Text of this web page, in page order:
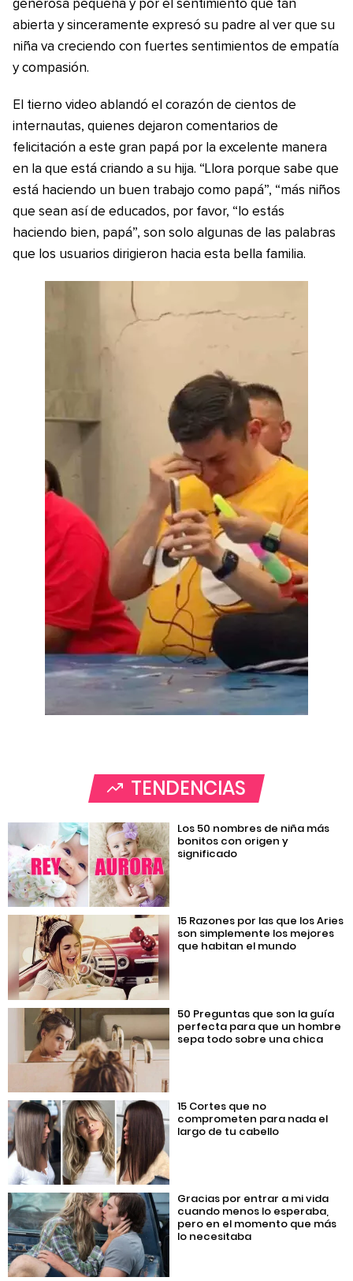
generosa pequeña y por el sentimiento que tan
abierta y sinceramente expresó su padre al ver que su
niña va creciendo con fuertes sentimientos de empatía
y compasión.
El tierno video ablandó el corazón de cientos de
internautas, quienes dejaron comentarios de
felicitación a este gran papá por la excelente manera
en la que está criando a su hija. “Llora porque sabe que
está haciendo un buen trabajo como papá”, “más niños
que sean así de educados, por favor, “lo estás
haciendo bien, papá”, son solo algunas de las palabras
que los usuarios dirigieron hacia esta bella familia.
TENDENCIAS
Los 50 nombres de niña más
bonitos con origen y
significado
15 Razones por las que los Aries
son simplemente los mejores
que habitan el mundo
50 Preguntas que son la guía
perfecta para que un hombre
sepa todo sobre una chica
15 Cortes que no
comprometen para nada el
largo de tu cabello
Gracias por entrar a mi vida
cuando menos lo esperaba,
pero en el momento que más
lo necesitaba